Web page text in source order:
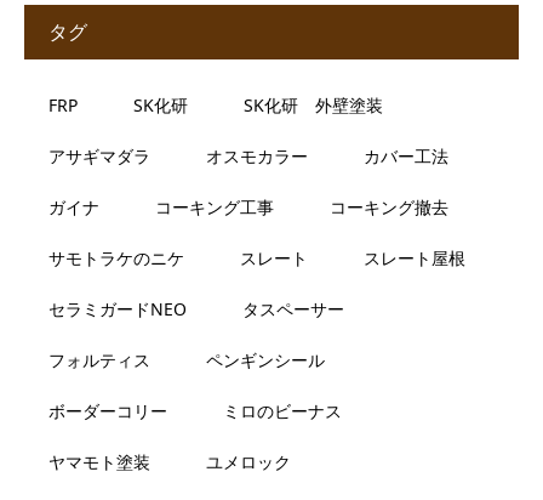
タグ
FRP SK化研 SK化研 外壁塗装
アサギマダラ オスモカラー カバー工法
ガイナ コーキング工事 コーキング撤去
サモトラケのニケ スレート スレート屋根
セラミガードNEO タスペーサー
フォルティス ペンギンシール
ボーダーコリー ミロのビーナス
ヤマモト塗装 ユメロック